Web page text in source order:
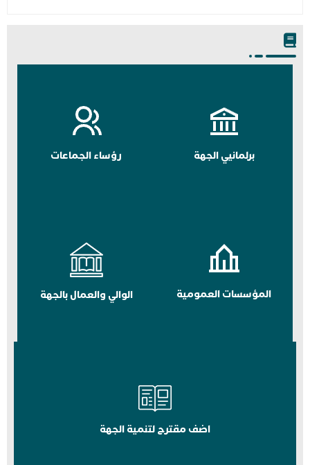
برلمانيي الجهة رؤساء الجماعات
المؤسسات العمومية الوالي والعمال بالجهة
اضف مقترح لتنمية الجهة